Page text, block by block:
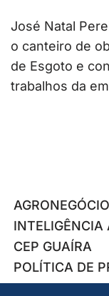
José Natal
o canteiro de
de Esgoto e
trabalhos da
AGRONEGÓCIO
INTELIGÊNCIA
CEP GUAÍRA
POLÍTICA DE